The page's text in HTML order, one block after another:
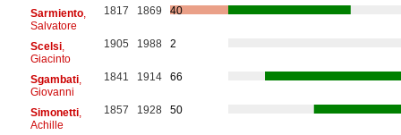
Sarmiento,
Salvatore
1817 1869 40
Scelsi,
Giacinto
1905 1988 2
Sgambati,
Giovanni
1841 1914 66
Simonetti,
Achille
1857 1928 50